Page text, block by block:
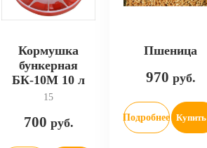
Кормушка
бункерная
БК-10М 10 л
15
700 руб.
Пшеница
970 руб.
Подробнее Купить